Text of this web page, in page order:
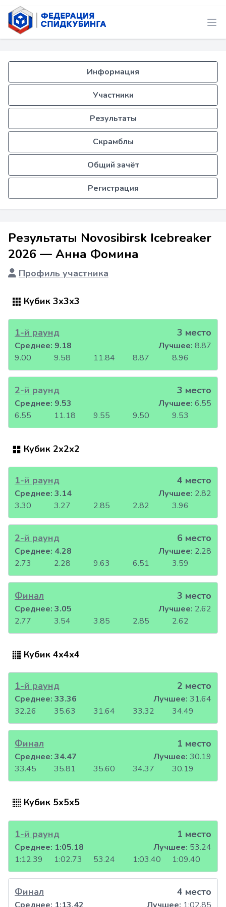
Информация
Участники
Результаты
Скрамблы
Общий зачёт
Регистрация
Результаты Novosibirsk Icebreaker
2026 — Анна Фомина
Профиль участника
Кубик 3x3x3
1-й раунд 3 место
9.00 9.58 11.84 8.87 8.96
Среднее: 9.18 Лучшее: 8.87
2-й раунд 3 место
6.55 11.18 9.55 9.50 9.53
Среднее: 9.53 Лучшее: 6.55
Кубик 2x2x2
1-й раунд 4 место
3.30 3.27 2.85 2.82 3.96
Среднее: 3.14 Лучшее: 2.82
2-й раунд 6 место
2.73 2.28 9.63 6.51 3.59
Среднее: 4.28 Лучшее: 2.28
Финал 3 место
2.77 3.54 3.85 2.85 2.62
Среднее: 3.05 Лучшее: 2.62
Кубик 4x4x4
1-й раунд 2 место
32.26 35.63 31.64 33.32 34.49
Среднее: 33.36 Лучшее: 31.64
Финал 1 место
33.45 35.81 35.60 34.37 30.19
Среднее: 34.47 Лучшее: 30.19
Кубик 5x5x5
1-й раунд 1 место
1:12.39 1:02.73 53.24 1:03.40 1:09.40
Среднее: 1:05.18 Лучшее: 53.24
Финал 4 место
Среднее: 1:13.42 Лучшее: 1:02.85